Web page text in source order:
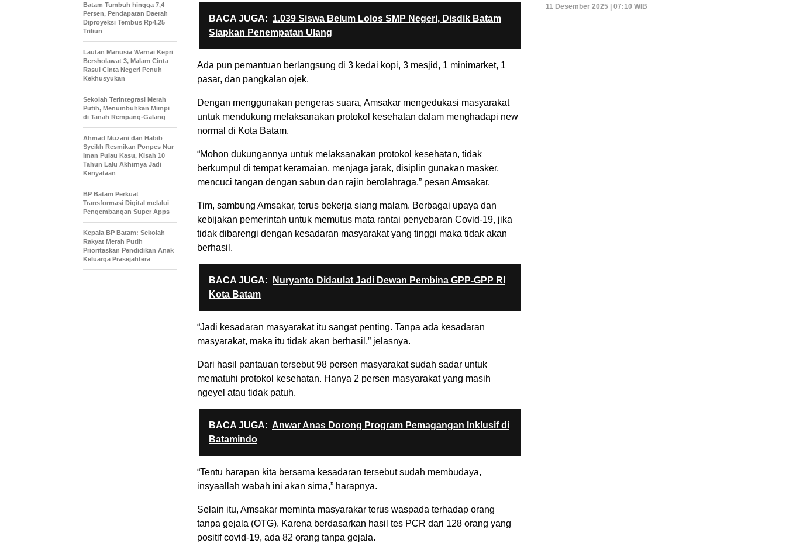
BACA JUGA: 1.039 Siswa Belum Lolos SMP Negeri, Disdik Batam
Siapkan Penempatan Ulang
Ada pun pemantuan berlangsung di 3 kedai kopi, 3 mesjid, 1 minimarket, 1
pasar, dan pangkalan ojek.
Dengan menggunakan pengeras suara, Amsakar mengedukasi masyarakat
untuk mendukung melaksanakan protokol kesehatan dalam menghadapi new
normal di Kota Batam.
“Mohon dukungannya untuk melaksanakan protokol kesehatan, tidak
berkumpul di tempat keramaian, menjaga jarak, disiplin gunakan masker,
mencuci tangan dengan sabun dan rajin berolahraga,” pesan Amsakar.
Tim, sambung Amsakar, terus bekerja siang malam. Berbagai upaya dan
kebijakan pemerintah untuk memutus mata rantai penyebaran Covid-19, jika
tidak dibarengi dengan kesadaran masyarakat yang tinggi maka tidak akan
berhasil.
BACA JUGA:
Nuryanto Didaulat Jadi Dewan Pembina GPP-GPP RI
Kota Batam
“Jadi kesadaran masyarakat itu sangat penting. Tanpa ada kesadaran
masyarakat, maka itu tidak akan berhasil,” jelasnya.
Dari hasil pantauan tersebut 98 persen masyarakat sudah sadar untuk
mematuhi protokol kesehatan. Hanya 2 persen masyarakat yang masih
ngeyel atau tidak patuh.
BACA JUGA: Anwar Anas Dorong Program Pemagangan Inklusif di
Batamindo
“Tentu harapan kita bersama kesadaran tersebut sudah membudaya,
insyaallah wabah ini akan sirna,” harapnya.
Selain itu, Amsakar meminta masyarakar terus waspada terhadap orang
tanpa gejala (OTG). Karena berdasarkan hasil tes PCR dari 128 orang yang
positif covid-19, ada 82 orang tanpa gejala.
Batam Tumbuh hingga 7,4
Persen, Pendapatan Daerah
Diproyeksi Tembus Rp4,25
Triliun
Lautan Manusia Warnai Kepri
Bersholawat 3, Malam Cinta
Rasul Cinta Negeri Penuh
Kekhusyukan
Sekolah Terintegrasi Merah
Putih, Menumbuhkan Mimpi
di Tanah Rempang-Galang
Ahmad Muzani dan Habib
Syeikh Resmikan Ponpes Nur
Iman Pulau Kasu, Kisah 10
Tahun Lalu Akhirnya Jadi
Kenyataan
BP Batam Perkuat
Transformasi Digital melalui
Pengembangan Super Apps
Kepala BP Batam: Sekolah
Rakyat Merah Putih
Prioritaskan Pendidikan Anak
Keluarga Prasejahtera
11 Desember 2025 | 07:10 WIB